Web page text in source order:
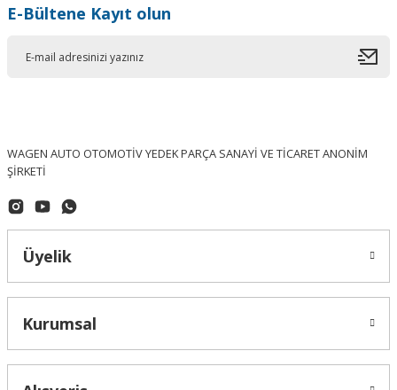
E-Bültene Kayıt olun
WAGEN AUTO OTOMOTİV YEDEK PARÇA SANAYİ VE TİCARET ANONİM
ŞİRKETİ
Üyelik
Kurumsal